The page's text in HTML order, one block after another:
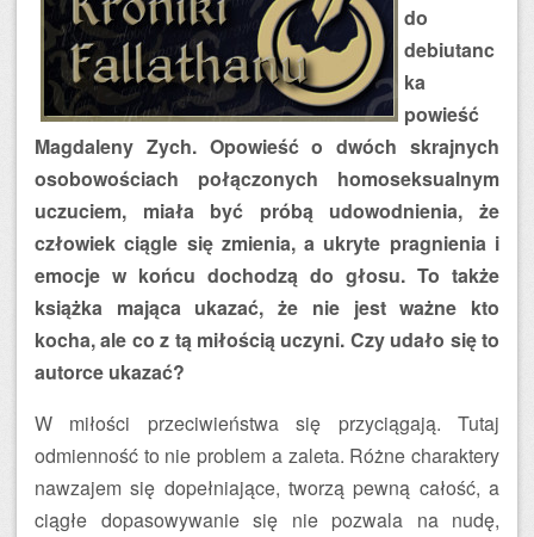
do
debiutanc
ka
powieść
Magdaleny Zych. Opowieść o dwóch skrajnych
osobowościach połączonych homoseksualnym
uczuciem, miała być próbą udowodnienia, że
człowiek ciągle się zmienia, a ukryte pragnienia i
emocje w końcu dochodzą do głosu. To także
książka mająca ukazać, że nie jest ważne kto
kocha, ale co z tą miłością uczyni. Czy udało się to
autorce ukazać?
W miłości przeciwieństwa się przyciągają. Tutaj
odmienność to nie problem a zaleta. Różne charaktery
nawzajem się dopełniające, tworzą pewną całość, a
ciągłe dopasowywanie się nie pozwala na nudę,